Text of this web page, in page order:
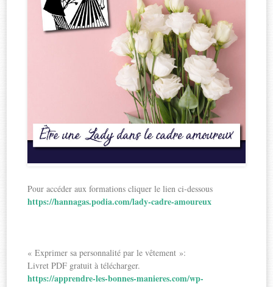
Pour accéder aux formations cliquer le lien ci-dessous
https://hannagas.podia.com/lady-cadre-amoureux
« Exprimer sa personnalité par le vêtement »:
Livret PDF gratuit à télécharger.
https://apprendre-les-bonnes-manieres.com/wp-